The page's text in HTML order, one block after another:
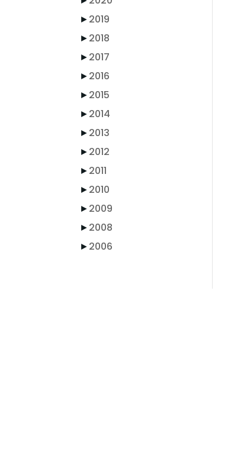
►2019
►2018
►2017
►2016
►2015
►2014
►2013
►2012
►2011
►2010
►2009
►2008
►2006